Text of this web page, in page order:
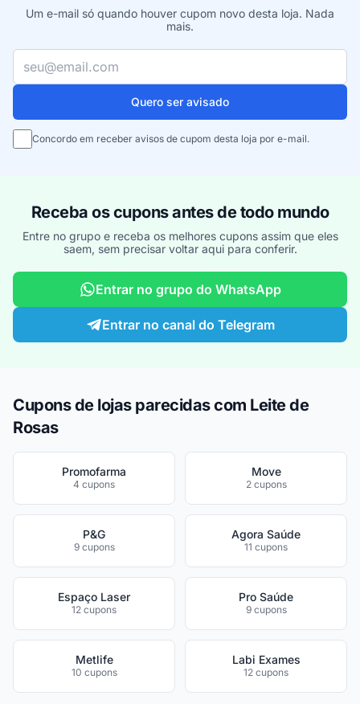
Um e-mail só quando houver cupom novo desta loja. Nada
mais.
Seu e-mail
Quero ser avisado
Concordo em receber avisos de cupom desta loja por e-mail.
Receba os cupons antes de todo mundo
Entre no grupo e receba os melhores cupons assim que eles
saem, sem precisar voltar aqui para conferir.
Entrar no grupo do WhatsApp
Entrar no canal do Telegram
Cupons de lojas parecidas com Leite de
Rosas
Promofarma
4 cupons
Move
2 cupons
P&G
9 cupons
Agora Saúde
11 cupons
Espaço Laser
12 cupons
Pro Saúde
9 cupons
Metlife
10 cupons
Labi Exames
12 cupons